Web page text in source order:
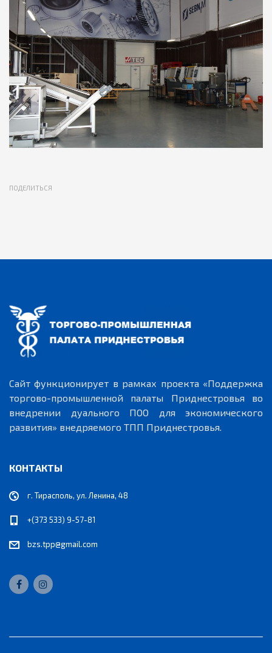
ПОДЕЛИТЬСЯ
Сайт функционирует в рамках проекта «Поддержка
торгово-промышленной палаты Приднестровья во
внедрении дуального ПОО для экономического
развития» внедряемого ТПП Приднестровья.
КОНТАКТЫ
г. Тирасполь, ул. Ленина, 48
+(373 533) 9-57-81
bzs.tpp@gmail.com